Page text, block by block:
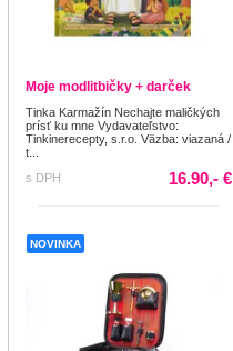
Moje modlitbičky + darček
Tinka Karmažín Nechajte maličkých
prísť ku mne Vydavateľstvo:
Tinkinerecepty, s.r.o. Väzba: viazaná /
t...
s DPH
16.90,- €
NOVINKA